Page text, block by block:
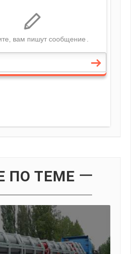
ПО ТЕМЕ